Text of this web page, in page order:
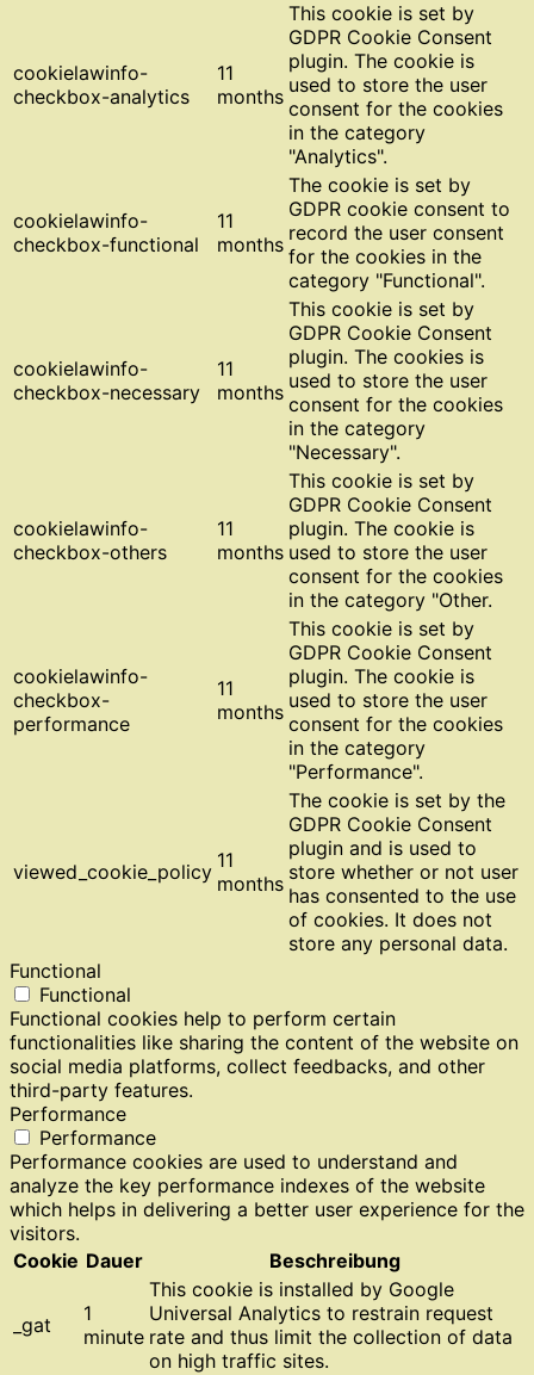
cookielawinfo-
checkbox-analytics
11
months
This cookie is set by
GDPR Cookie Consent
plugin. The cookie is
used to store the user
consent for the cookies
in the category
"Analytics".
cookielawinfo-
checkbox-functional
11
months
The cookie is set by
GDPR cookie consent to
record the user consent
for the cookies in the
category "Functional".
cookielawinfo-
checkbox-necessary
11
months
This cookie is set by
GDPR Cookie Consent
plugin. The cookies is
used to store the user
consent for the cookies
in the category
"Necessary".
cookielawinfo-
checkbox-others
11
months
This cookie is set by
GDPR Cookie Consent
plugin. The cookie is
used to store the user
consent for the cookies
in the category "Other.
cookielawinfo-
checkbox-
performance
11
months
This cookie is set by
GDPR Cookie Consent
plugin. The cookie is
used to store the user
consent for the cookies
in the category
"Performance".
viewed_cookie_policy 11
months
The cookie is set by the
GDPR Cookie Consent
plugin and is used to
store whether or not user
has consented to the use
of cookies. It does not
store any personal data.
Functional
Functional
Functional cookies help to perform certain
functionalities like sharing the content of the website on
social media platforms, collect feedbacks, and other
third-party features.
Performance
Performance
Performance cookies are used to understand and
analyze the key performance indexes of the website
which helps in delivering a better user experience for the
visitors.
Cookie Dauer Beschreibung
_gat
1
minute
This cookie is installed by Google
Universal Analytics to restrain request
rate and thus limit the collection of data
on high traffic sites.